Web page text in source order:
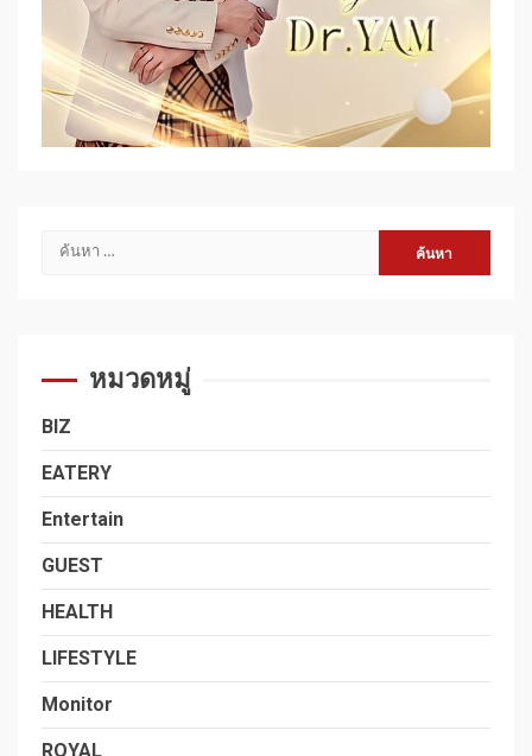
ค้นหา
หมวดหมู่
BIZ
EATERY
Entertain
GUEST
HEALTH
LIFESTYLE
Monitor
ROYAL